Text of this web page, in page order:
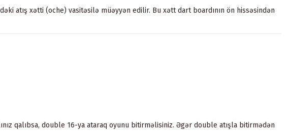
atış xətti (oche) vasitəsilə müəyyən edilir. Bu xətt dart boardının ön hissəsindən
qalıbsa, double 16-ya ataraq oyunu bitirməlisiniz. Əgər double atışla bitirmədən